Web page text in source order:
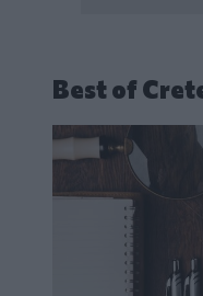
Best of